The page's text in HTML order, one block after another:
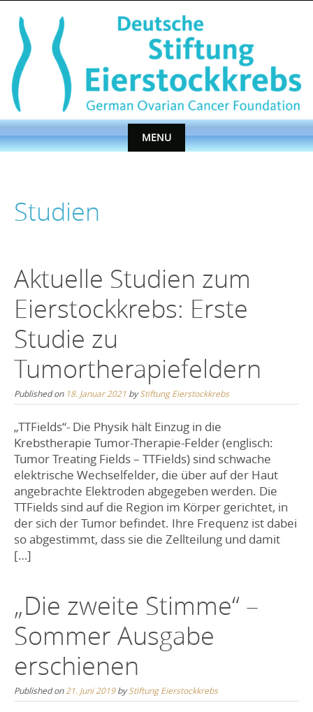
content
MENU
content
Studien
Aktuelle Studien zum
Eierstockkrebs: Erste
Studie zu
Tumortherapiefeldern
Published on 18. Januar 2021 byStiftung Eierstockkrebs
„TTFields“- Die Physik hält Einzug in die
Krebstherapie Tumor-Therapie-Felder (englisch:
Tumor Treating Fields – TTFields) sind schwache
elektrische Wechselfelder, die über auf der Haut
angebrachte Elektroden abgegeben werden. Die
TTFields sind auf die Region im Körper gerichtet, in
der sich der Tumor befindet. Ihre Frequenz ist dabei
so abgestimmt, dass sie die Zellteilung und damit
[…]
„Die zweite Stimme“ –
Sommer Ausgabe
erschienen
Published on21. Juni 2019byStiftung Eierstockkrebs